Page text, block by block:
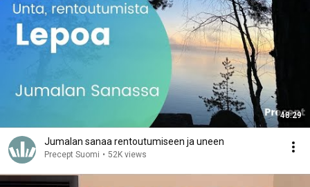
48:29
Jumalan sanaa rentoutumiseen ja uneen
Precept Suomi • 52K views